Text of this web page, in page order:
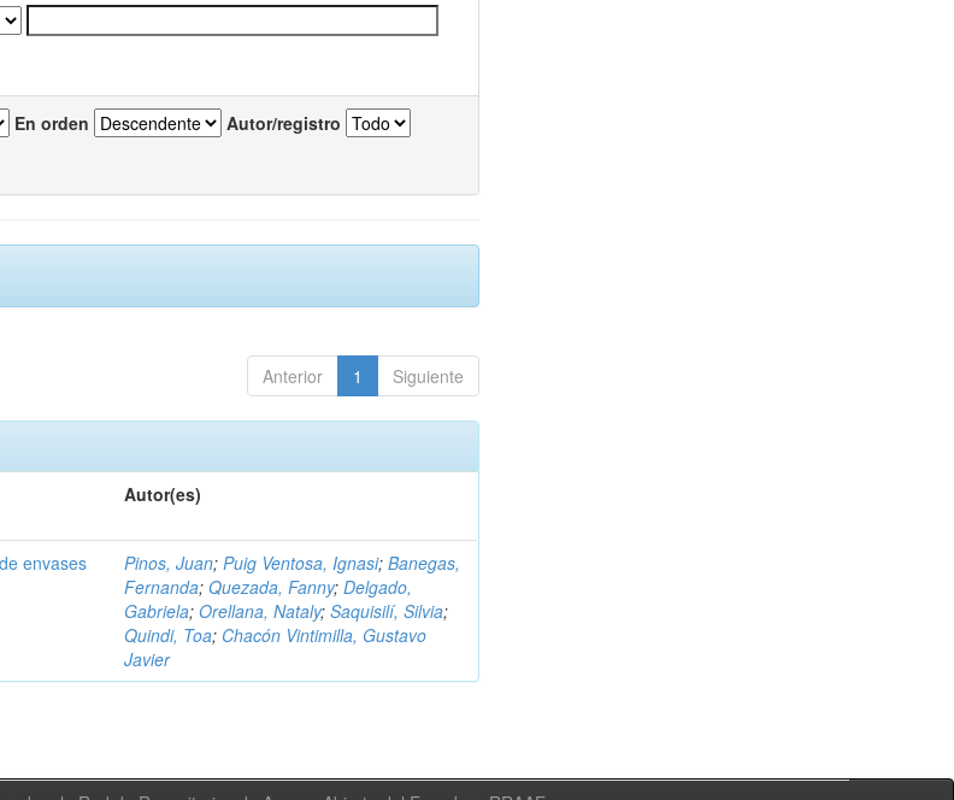
En orden Autor/registro
Anterior 1 Siguiente
Autor(es)
envases
Pinos, Juan;Puig Ventosa, Ignasi;Banegas,
Fernanda;Quezada, Fanny;Delgado,
Gabriela;Orellana, Nataly;Saquisilí, Silvia;
Quindi, Toa; Chacón Vintimilla, Gustavo
Javier